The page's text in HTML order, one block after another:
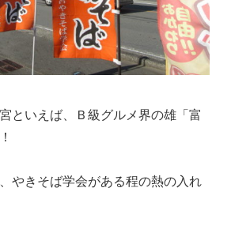
といえば、Ｂ級グルメ界の雄「富
やきそば学会がある程の熱の入れ